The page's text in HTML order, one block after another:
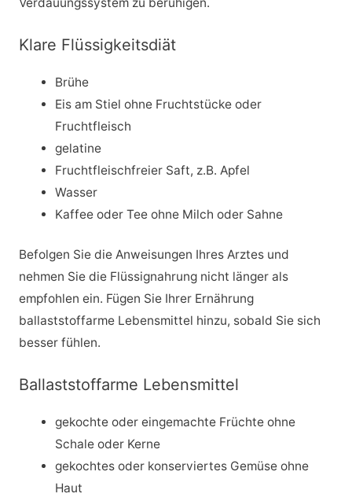
Verdauungssystem zu beruhigen.
Klare Flüssigkeitsdiät
Brühe
Eis am Stiel ohne Fruchtstücke oder
Fruchtfleisch
gelatine
Fruchtfleischfreier Saft, z.B. Apfel
Wasser
Kaffee oder Tee ohne Milch oder Sahne
Befolgen Sie die Anweisungen Ihres Arztes und
nehmen Sie die Flüssignahrung nicht länger als
empfohlen ein. Fügen Sie Ihrer Ernährung
ballaststoffarme Lebensmittel hinzu, sobald Sie sich
besser fühlen.
Ballaststoffarme Lebensmittel
gekochte oder eingemachte Früchte ohne
Schale oder Kerne
gekochtes oder konserviertes Gemüse ohne
Haut